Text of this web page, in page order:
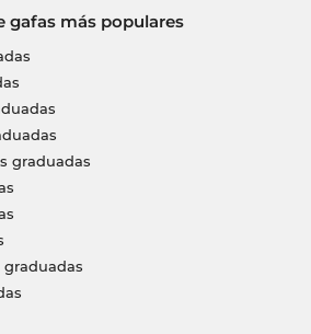
gafas más populares
graduadas